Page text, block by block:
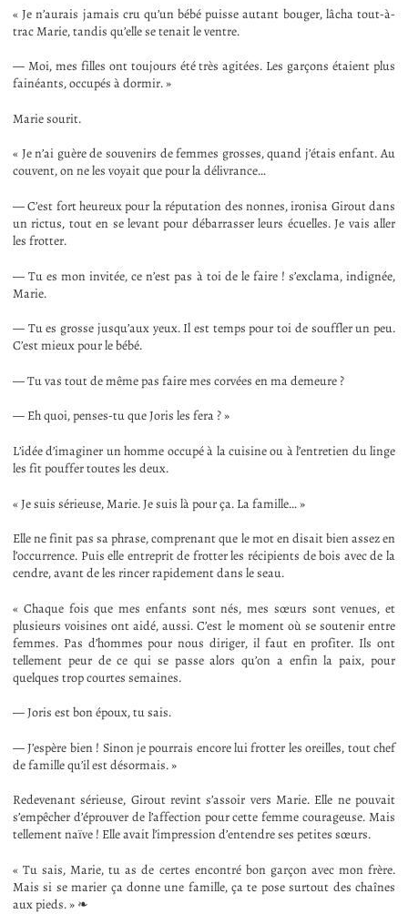
« Je n’aurais jamais cru qu’un bébé puisse autant bouger, lâcha tout-à-
trac Marie, tandis qu’elle se tenait le ventre.
— Moi, mes filles ont toujours été très agitées. Les garçons étaient plus
fainéants, occupés à dormir. »
Marie sourit.
« Je n’ai guère de souvenirs de femmes grosses, quand j’étais enfant. Au
couvent, on ne les voyait que pour la délivrance…
— C’est fort heureux pour la réputation des nonnes, ironisa Girout dans
un rictus, tout en se levant pour débarrasser leurs écuelles. Je vais aller
les frotter.
— Tu es mon invitée, ce n’est pas à toi de le faire ! s’exclama, indignée,
Marie.
— Tu es grosse jusqu’aux yeux. Il est temps pour toi de souffler un peu.
C’est mieux pour le bébé.
— Tu vas tout de même pas faire mes corvées en ma demeure ?
— Eh quoi, penses-tu que Joris les fera ? »
L’idée d’imaginer un homme occupé à la cuisine ou à l’entretien du linge
les fit pouffer toutes les deux.
« Je suis sérieuse, Marie. Je suis là pour ça. La famille… »
Elle ne finit pas sa phrase, comprenant que le mot en disait bien assez en
l’occurrence. Puis elle entreprit de frotter les récipients de bois avec de la
cendre, avant de les rincer rapidement dans le seau.
« Chaque fois que mes enfants sont nés, mes sœurs sont venues, et
plusieurs voisines ont aidé, aussi. C’est le moment où se soutenir entre
femmes. Pas d’hommes pour nous diriger, il faut en profiter. Ils ont
tellement peur de ce qui se passe alors qu’on a enfin la paix, pour
quelques trop courtes semaines.
— Joris est bon époux, tu sais.
— J’espère bien ! Sinon je pourrais encore lui frotter les oreilles, tout chef
de famille qu’il est désormais. »
Redevenant sérieuse, Girout revint s’assoir vers Marie. Elle ne pouvait
s’empêcher d’éprouver de l’affection pour cette femme courageuse. Mais
tellement naïve ! Elle avait l’impression d’entendre ses petites sœurs.
« Tu sais, Marie, tu as de certes encontré bon garçon avec mon frère.
Mais si se marier ça donne une famille, ça te pose surtout des chaînes
aux pieds. » ❧